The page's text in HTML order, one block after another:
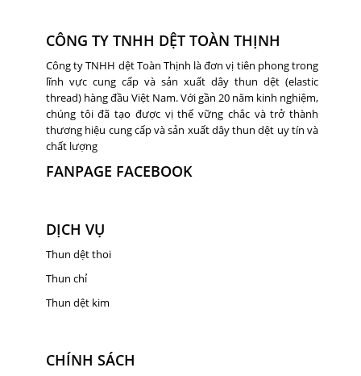
CÔNG TY TNHH DỆT TOÀN THỊNH
Công ty TNHH dệt Toàn Thịnh là đơn vị tiên phong trong
lĩnh vực cung cấp và sản xuất dây thun dệt (elastic
thread) hàng đầu Việt Nam. Với gần 20 năm kinh nghiệm,
chúng tôi đã tạo được vị thế vững chắc và trở thành
thương hiệu cung cấp và sản xuất dây thun dệt uy tín và
chất lượng
FANPAGE FACEBOOK
DỊCH VỤ
Thun dệt thoi
Thun chỉ
Thun dệt kim
CHÍNH SÁCH